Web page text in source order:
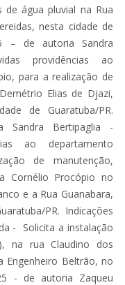
água pluvial na Rua
nesta cidade de
– de autoria Sandra
providências ao
para a realização de
Elias de Djazi,
de Guaratuba/PR.
Sandra Bertipaglia -
ao departamento
de manutenção,
Cornélio Procópio no
e a Rua Guanabara,
PR. Indicações
- Solicita a instalação
na rua Claudino dos
Engenheiro Beltrão, no
- de autoria Zaqueu